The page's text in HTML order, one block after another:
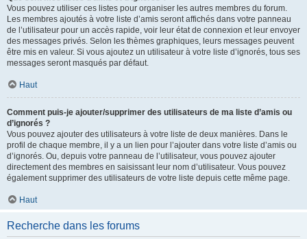
Vous pouvez utiliser ces listes pour organiser les autres membres du forum.
Les membres ajoutés à votre liste d’amis seront affichés dans votre panneau
de l’utilisateur pour un accès rapide, voir leur état de connexion et leur envoyer
des messages privés. Selon les thèmes graphiques, leurs messages peuvent
être mis en valeur. Si vous ajoutez un utilisateur à votre liste d’ignorés, tous ses
messages seront masqués par défaut.
Haut
Comment puis-je ajouter/supprimer des utilisateurs de ma liste d’amis ou
d’ignorés ?
Vous pouvez ajouter des utilisateurs à votre liste de deux manières. Dans le
profil de chaque membre, il y a un lien pour l’ajouter dans votre liste d’amis ou
d’ignorés. Ou, depuis votre panneau de l’utilisateur, vous pouvez ajouter
directement des membres en saisissant leur nom d’utilisateur. Vous pouvez
également supprimer des utilisateurs de votre liste depuis cette même page.
Haut
Recherche dans les forums